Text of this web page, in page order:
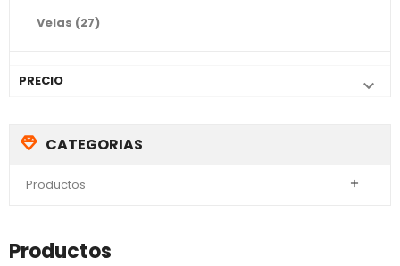
Velas (27)
PRECIO 
CATEGORIAS
Productos 
Productos